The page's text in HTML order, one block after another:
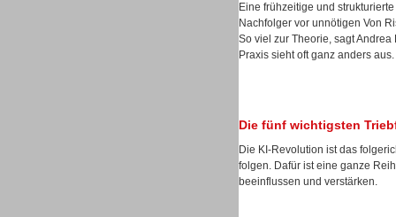
Eine frühzeitige und
Nachfolger vor unnötigen Von
So viel zur Theorie, sagt
Praxis sieht oft ganz anders aus.
Die fünf wichtigsten
Die KI-Revolution ist das
folgen. Dafür ist eine ganze
beeinflussen und verstärken.